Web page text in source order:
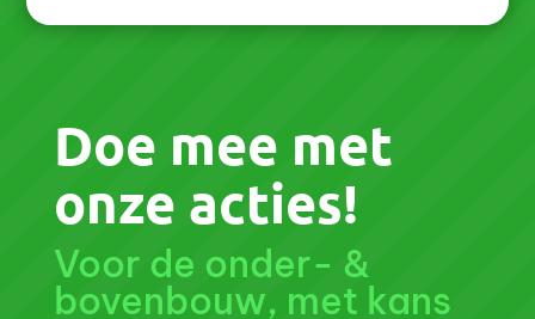
Doe mee met
onze acties!
Voor de onder- &
bovenbouw, met kans